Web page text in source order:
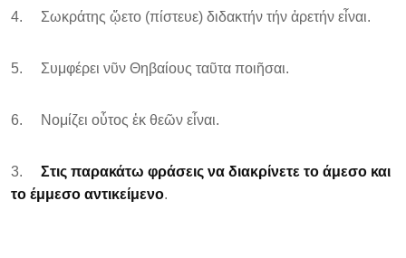
4. Σωκράτης ᾤετο (πίστευε) διδακτήν τήν ἀρετήν εἶναι.
5. Συμφέρει νῦν Θηβαίους ταῦτα ποιῆσαι.
6. Νομίζει οὗτος ἐκ θεῶν εἶναι.
3. Στις παρακάτω φράσεις να διακρίνετε το άμεσο και
το έμμεσο αντικείμενο.